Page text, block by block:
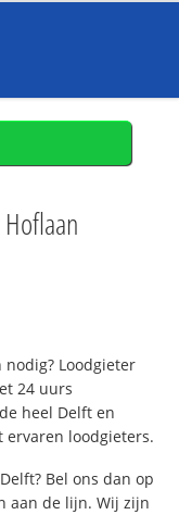
Loodgieter
24 uurs
heel Delft en
loodgieters.
Bel ons dan op
aan de lijn. Wij zijn